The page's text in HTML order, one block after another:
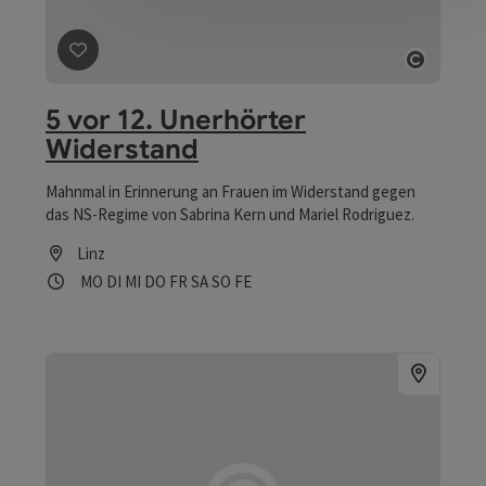
Beitrag merken : 5 vor 12. Unerhörter Widerstand
5 vor 12. Unerhörter
Widerstand
Mahnmal in Erinnerung an Frauen im Widerstand gegen
das NS-Regime von Sabrina Kern und Mariel Rodriguez.
Linz
Öffnungszeiten
MO Montag geöffnet
DI Dienstag geöffnet
MI Mittwoch geöffnet
DO Donnerstag geöffnet
FR Freitag geöffnet
SASamstag geöffnet
SO Sonntag geöffnet
FEFeiertag geöffnet